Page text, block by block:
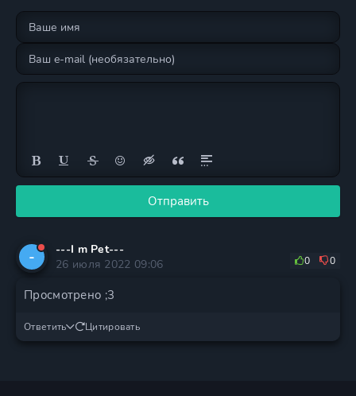
Отправить
-
---I m Pet---
26 июля 2022 09:06
0 0
Просмотрено ;3
Ответить Цитировать